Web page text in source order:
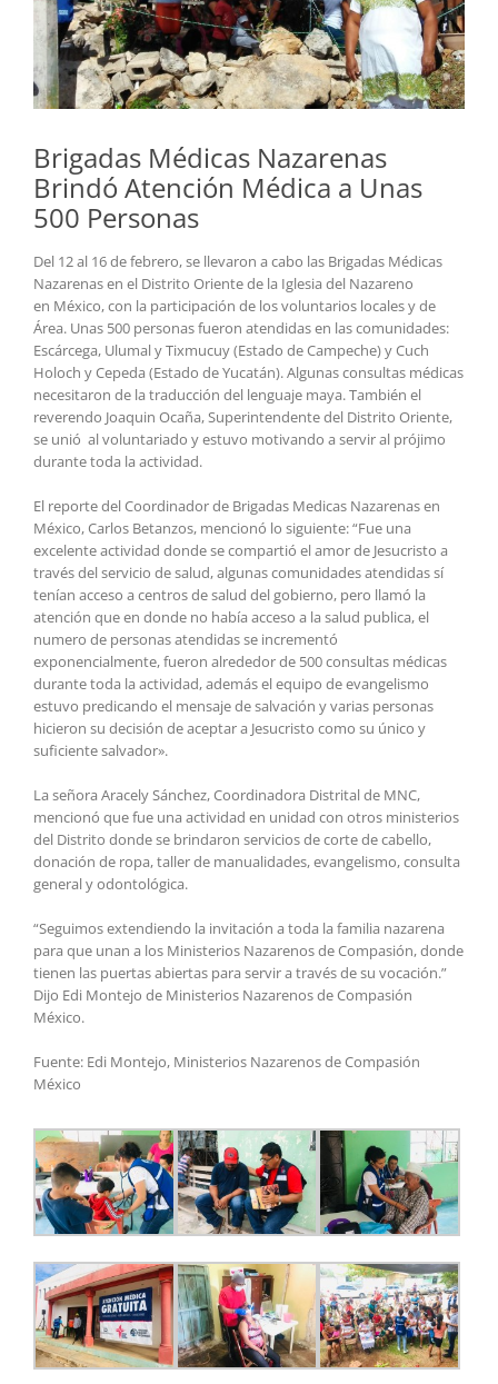
Brigadas Médicas Nazarenas
Brindó Atención Médica a Unas
500 Personas
Del 12 al 16 de febrero, se llevaron a cabo las Brigadas Médicas
Nazarenas en el Distrito Oriente de la Iglesia del Nazareno
en México, con la participación de los voluntarios locales y de
Área. Unas 500 personas fueron atendidas en las comunidades:
Escárcega, Ulumal y Tixmucuy (Estado de Campeche) y Cuch
Holoch y Cepeda (Estado de Yucatán). Algunas consultas médicas
necesitaron de la traducción del lenguaje maya. También el
reverendo Joaquin Ocaña, Superintendente del Distrito Oriente,
se unió al voluntariado y estuvo motivando a servir al prójimo
durante toda la actividad.
El reporte del Coordinador de Brigadas Medicas Nazarenas en
México, Carlos Betanzos, mencionó lo siguiente: “Fue una
excelente actividad donde se compartió el amor de Jesucristo a
través del servicio de salud, algunas comunidades atendidas sí
tenían acceso a centros de salud del gobierno, pero llamó la
atención que en donde no había acceso a la salud publica, el
numero de personas atendidas se incrementó
exponencialmente, fueron alrededor de 500 consultas médicas
durante toda la actividad, además el equipo de evangelismo
estuvo predicando el mensaje de salvación y varias personas
hicieron su decisión de aceptar a Jesucristo como su único y
suficiente salvador».
La señora Aracely Sánchez, Coordinadora Distrital de MNC,
mencionó que fue una actividad en unidad con otros ministerios
del Distrito donde se brindaron servicios de corte de cabello,
donación de ropa, taller de manualidades, evangelismo, consulta
general y odontológica.
“Seguimos extendiendo la invitación a toda la familia nazarena
para que unan a los Ministerios Nazarenos de Compasión, donde
tienen las puertas abiertas para servir a través de su vocación.”
Dijo Edi Montejo de Ministerios Nazarenos de Compasión
México.
Fuente: Edi Montejo, Ministerios Nazarenos de Compasión
México